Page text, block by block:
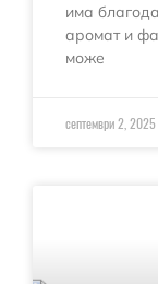
има
аромат и
може
септември 2, 2025